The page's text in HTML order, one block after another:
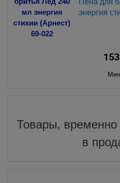
энергия
153
Товары, временно
в